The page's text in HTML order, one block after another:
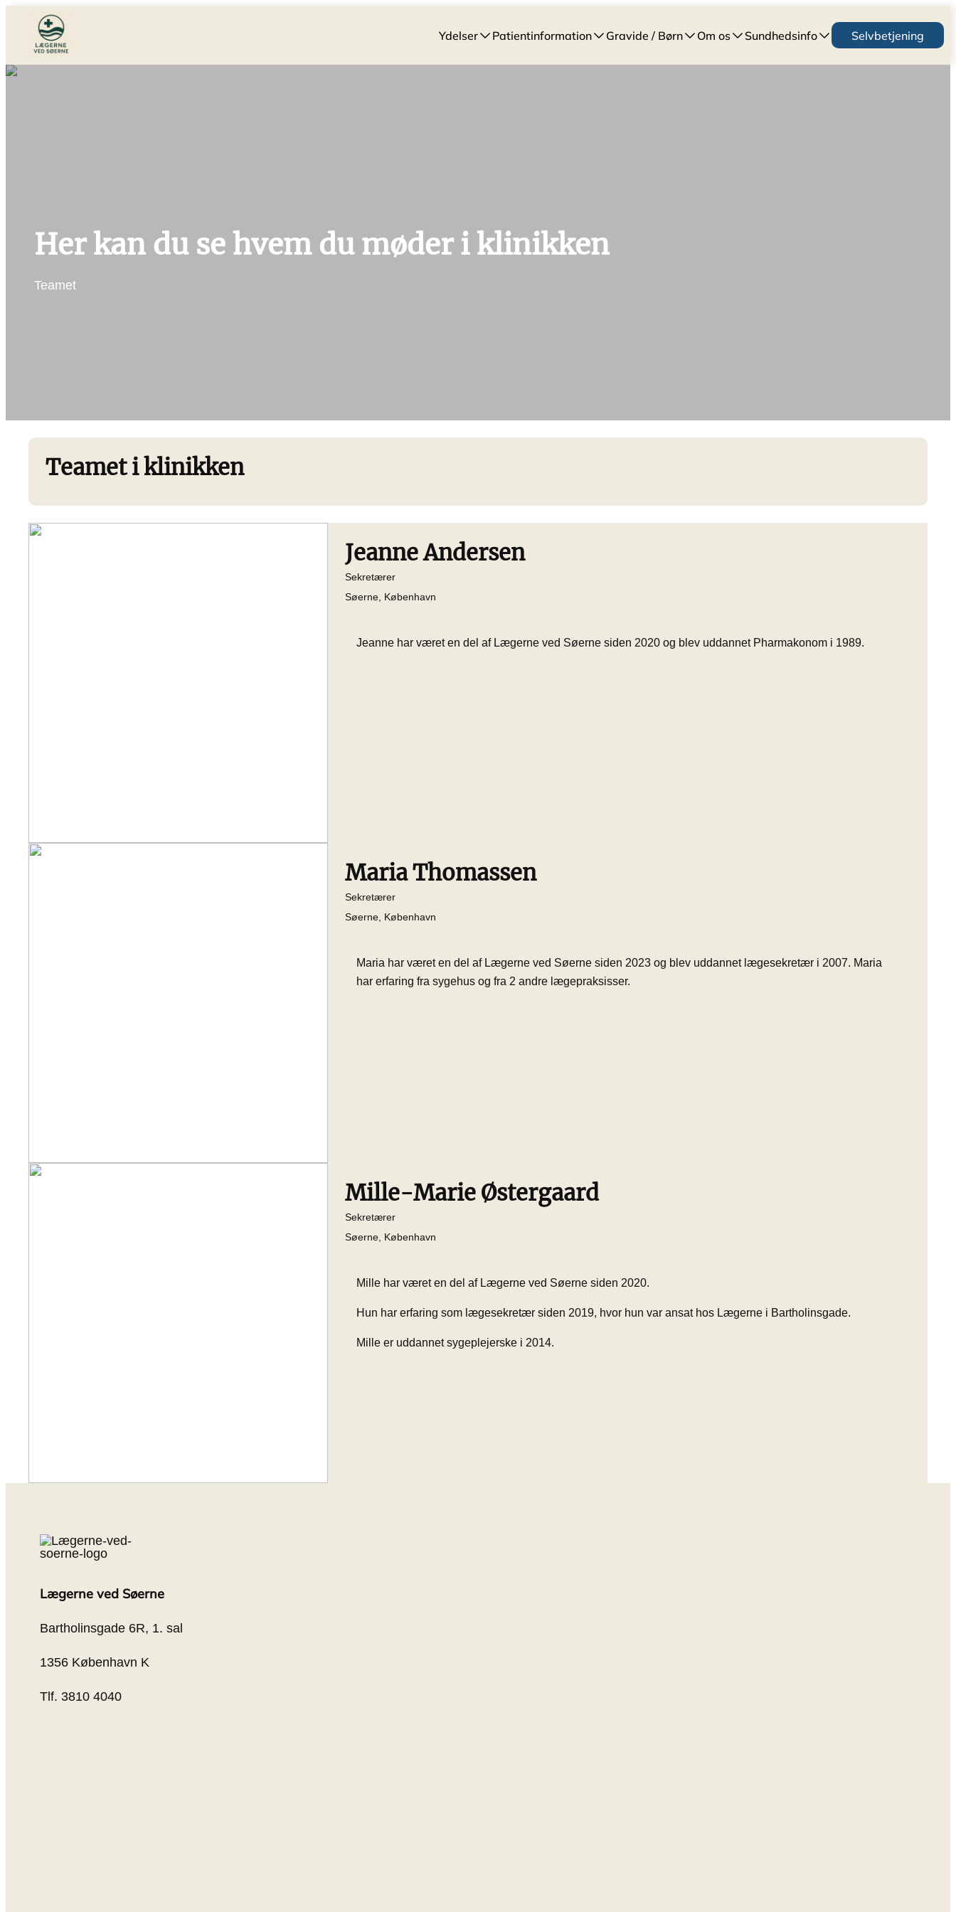
Ydelser Patientinformation Gravide / Børn Om os Sundhedsinfo Selvbetjening
Her kan du se hvem du møder i klinikken
Teamet
Teamet i klinikken
Jeanne Andersen
Sekretærer
Søerne, København
Jeanne har været en del af Lægerne ved Søerne siden 2020 og blev uddannet Pharmakonom i 1989.
Maria Thomassen
Sekretærer
Søerne, København
Maria har været en del af Lægerne ved Søerne siden 2023 og blev uddannet lægesekretær i 2007. Maria
har erfaring fra sygehus og fra 2 andre lægepraksisser.
Mille-Marie Østergaard
Sekretærer
Søerne, København
Mille har været en del af Lægerne ved Søerne siden 2020.
Hun har erfaring som lægesekretær siden 2019, hvor hun var ansat hos Lægerne i Bartholinsgade.
Mille er uddannet sygeplejerske i 2014.
Lægerne ved Søerne
Bartholinsgade 6R, 1. sal
1356 København K
Tlf. 3810 4040